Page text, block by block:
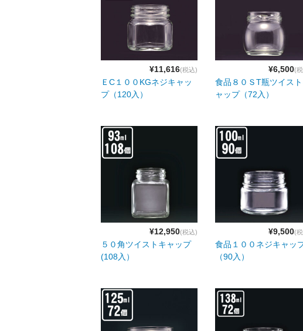
¥11,616(税込)
ＥC１００KGネジキャッ
プ（120入）
¥6,500(
食品８０ＳT瓶ツイス
ャップ（72入）
¥12,950(税込)
５０角ツイストキャップ
(108入）
¥9,500(
食品１００ネジキャッ
（90入）